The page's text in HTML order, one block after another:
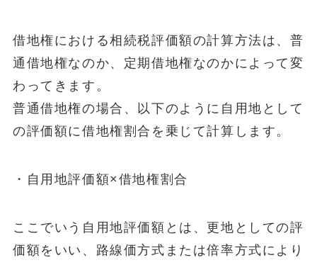
借地権における相続税評価額の計算方法は、普
通借地権なのか、定期借地権なのかによって変
わってきます。
普通借地権の場合、以下のように自用地として
の評価額に借地権割合を乗じて計算します。
・自用地評価額×借地権割合
ここでいう自用地評価額とは、更地としての評
価額をいい、路線価方式または倍率方式により